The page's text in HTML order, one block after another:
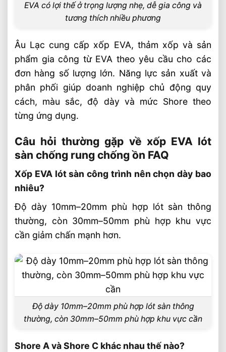
EVA có lợi thế ở trọng lượng nhẹ, dễ gia công và
tương thích nhiều phương
Âu Lạc cung cấp xốp EVA, thảm xốp và sản
phẩm gia công từ EVA theo yêu cầu cho các
đơn hàng số lượng lớn. Năng lực sản xuất và
phân phối giúp doanh nghiệp chủ động quy
cách, màu sắc, độ dày và mức Shore theo
từng ứng dụng.
Câu hỏi thường gặp về xốp EVA lót
sàn chống rung chống ồn FAQ
Xốp EVA lót sàn công trình nên chọn dày bao
nhiêu?
Độ dày 10mm–20mm phù hợp lót sàn thông
thường, còn 30mm–50mm phù hợp khu vực
cần giảm chấn mạnh hơn.
Độ dày 10mm–20mm phù hợp lót sàn thông
thường, còn 30mm–50mm phù hợp khu vực cần
Shore A và Shore C khác nhau thế nào?